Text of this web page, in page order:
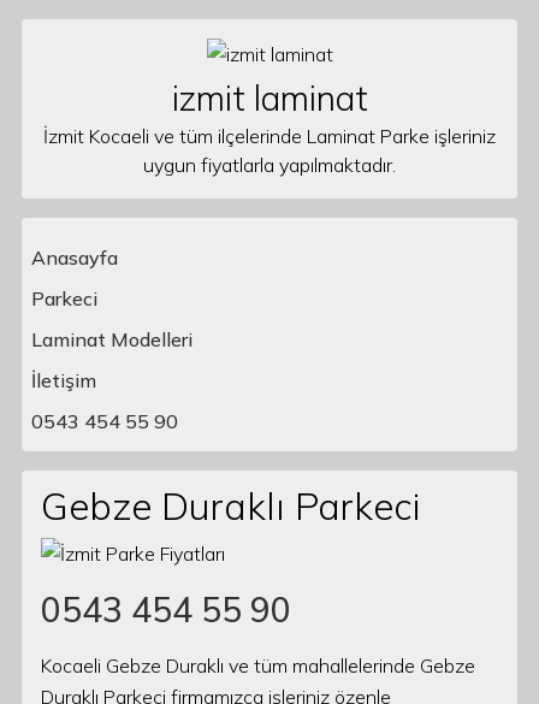
izmit laminat
İzmit Kocaeli ve tüm ilçelerinde Laminat Parke işleriniz
uygun fiyatlarla yapılmaktadır.
Main Navigation
Anasayfa
Parkeci
Laminat Modelleri
İletişim
0543 454 55 90
Gebze Duraklı Parkeci
0543 454 55 90
Kocaeli Gebze Duraklı ve tüm mahallelerinde Gebze
Duraklı Parkeci firmamızca işleriniz özenle